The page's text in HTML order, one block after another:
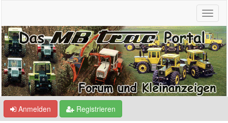
Anmelden Registrieren